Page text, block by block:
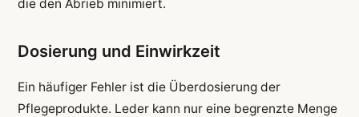
die den Abrieb minimiert.
Dosierung und Einwirkzeit
Ein häufiger Fehler ist die Überdosierung der
Pflegeprodukte. Leder kann nur eine begrenzte Menge